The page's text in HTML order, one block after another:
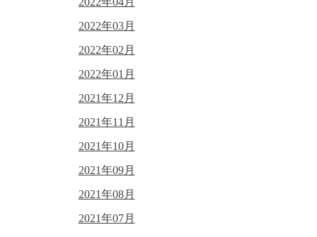
2022年03月
2022年02月
2022年01月
2021年12月
2021年11月
2021年10月
2021年09月
2021年08月
2021年07月